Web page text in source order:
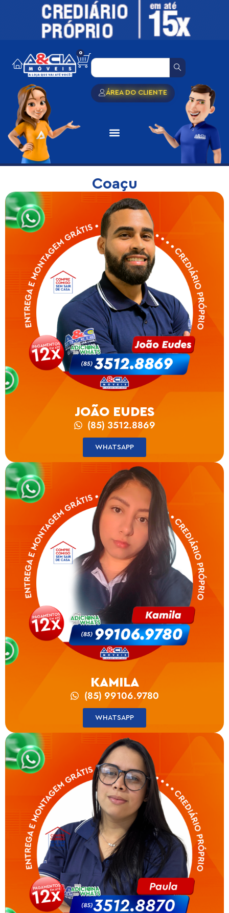
0
ÁREA DO CLIENTE
Coaçu
JOÃO EUDES
(85) 3512.8869
WHATSAPP
KAMILA
(85) 99106.9780
WHATSAPP